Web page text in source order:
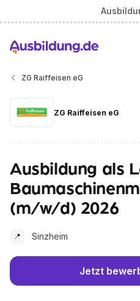
ZG Raiffeisen eG
ZG Raiffeisen eG
Ausbildung als
(m/w/d) 2026
📍 Sinzheim
Jetzt